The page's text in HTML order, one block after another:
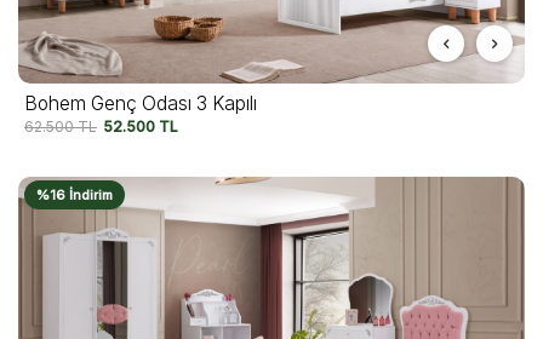
Bohem Genç Odası 3 Kapılı
62.500TL 52.500 TL
%16 İndirim